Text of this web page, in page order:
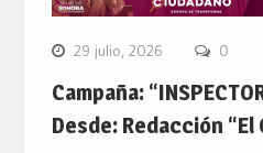
29 julio, 2026 0
Campaña:
Desde: Redacción